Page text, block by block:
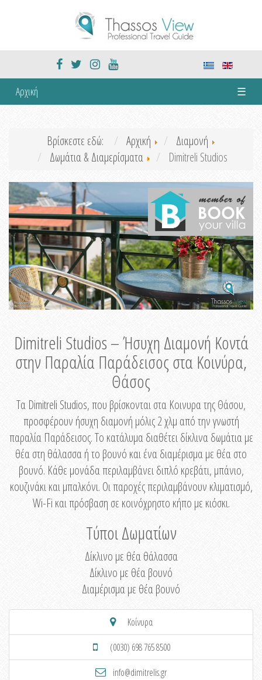
Αρχική ☰
Βρίσκεστε εδώ: Αρχική
Διαμονή
Δωμάτια & Διαμερίσματα
Dimitreli Studios
Dimitreli Studios – Ήσυχη Διαμονή Κοντά
στην Παραλία Παράδεισος στα Κοινύρα,
Θάσος
Τα Dimitreli Studios, που βρίσκονται στα Κοινυρα της Θάσου,
προσφέρουν ήσυχη διαμονή μόλις 2 χλμ από την γνωστή
παραλία Παράδεισος. Το κατάλυμα διαθέτει δίκλινα δωμάτια με
θέα στη θάλασσα ή το βουνό και ένα διαμέρισμα με θέα στο
βουνό. Κάθε μονάδα περιλαμβάνει διπλό κρεβάτι, μπάνιο,
κουζινάκι και μπαλκόνι. Οι παροχές περιλαμβάνουν κλιματισμό,
Wi-Fi και πρόσβαση σε κοινόχρηστο κήπο με κιόσκι.
Τύποι Δωματίων
Δίκλινο με θέα θάλασσα
Δίκλινο με θέα βουνό
Διαμέρισμα με θέα βουνό
Κοίνυρα
(0030) 698 765 8500
info@dimitrelis.gr